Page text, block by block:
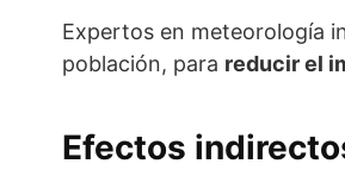
Expertos en meteorología
población, para reducir el
Efectos